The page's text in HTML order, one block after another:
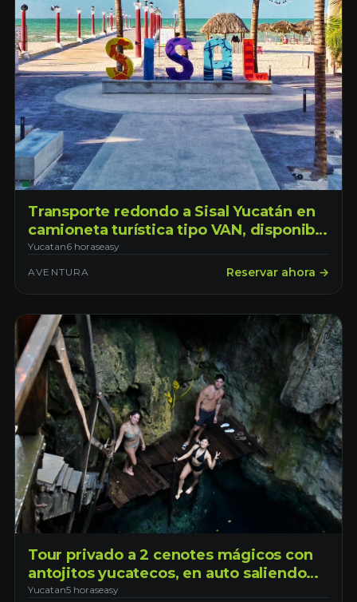
Transporte redondo a Sisal Yucatán en
camioneta turística tipo VAN, disponible
todos los días con horario de 7:00am -
7:00pm disfruta 12 horas de tiempo
Yucatan6 horaseasy
AVENTURA Reservar ahora →
Tour privado a 2 cenotes mágicos con
antojitos yucatecos, en auto saliendo
desde la ciudad de Mérida Yucatán
Yucatan5 horaseasy